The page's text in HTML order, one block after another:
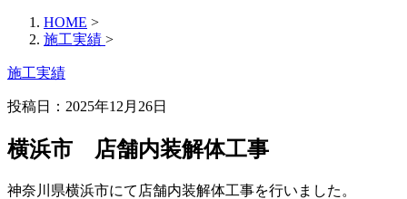
HOME >
施工実績 >
施工実績
投稿日：2025年12月26日
横浜市 店舗内装解体工事
神奈川県横浜市にて店舗内装解体工事を行いました。